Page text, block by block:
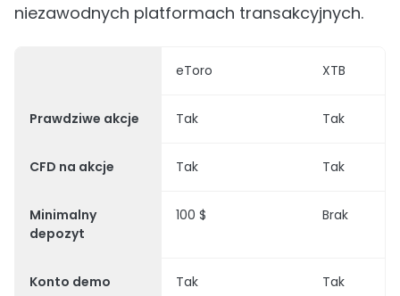
niezawodnych platformach transakcyjnych.
eToro XTB
Prawdziwe akcje Tak Tak
CFD na akcje Tak Tak
Minimalny
depozyt
100 $ Brak
Konto demo Tak Tak